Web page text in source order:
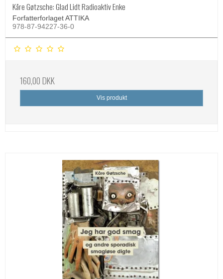
Kåre Gøtzsche: Glad Lidt Radioaktiv Enke
Forfatterforlaget ATTIKA
978-87-94227-36-0
160,00 DKK
Vis produkt